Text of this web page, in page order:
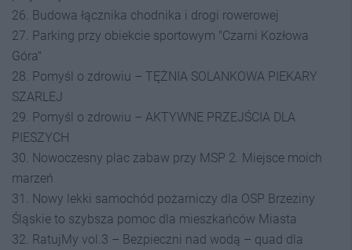
26. Budowa łącznika chodnika i drogi rowerowej
27. Parking przy obiekcie sportowym "Czarni Kozłowa
Góra"
28. Pomyśl o zdrowiu – TĘŻNIA SOLANKOWA PIEKARY
SZARLEJ
29. Pomyśl o zdrowiu – AKTYWNE PRZEJŚCIA DLA
PIESZYCH
30. Nowoczesny plac zabaw przy MSP 2. Miejsce moich
marzeń
31. Nowy lekki samochód pożarniczy dla OSP Brzeziny
Śląskie to szybsza pomoc dla mieszkańców Miasta
32. RatujMy vol.3 – Bezpieczni nad wodą – quad dla